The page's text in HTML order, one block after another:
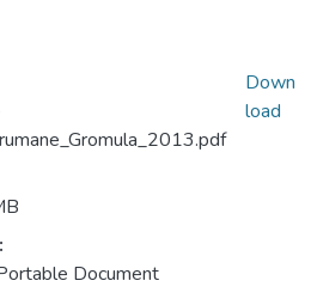
Document
Down
load